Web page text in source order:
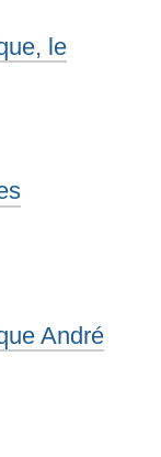
le
André